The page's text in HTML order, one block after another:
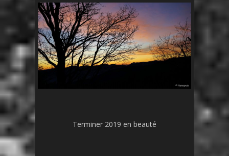
Terminer 2019 en beauté